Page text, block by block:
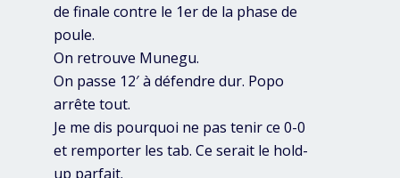
de finale contre le 1er de la phase de
poule.
On retrouve Munegu.
On passe 12′ à défendre dur. Popo
arrête tout.
Je me dis pourquoi ne pas tenir ce 0-0
et remporter les tab. Ce serait le hold-
up parfait.